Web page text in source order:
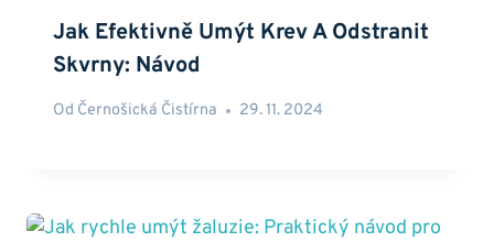
Jak Efektivně Umýt Krev A Odstranit
Skvrny: Návod
Od Černošická Čistírna 29. 11. 2024